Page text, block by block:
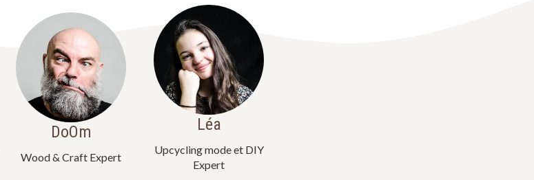
DoOm
Wood & Craft Expert
Léa
Upcycling mode et DIY
Expert